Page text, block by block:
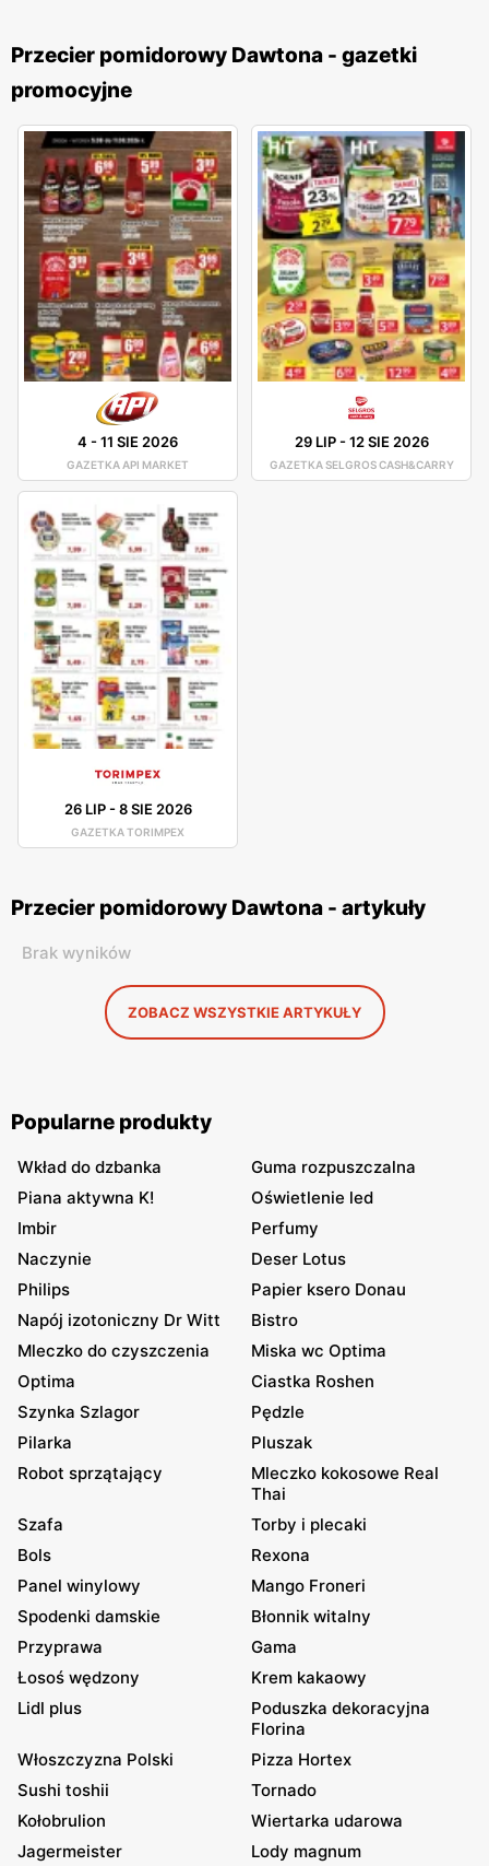
Przecier pomidorowy Dawtona - gazetki
promocyjne
4 -11 SIE 2026
GAZETKA API MARKET
29 LIP-12 SIE 2026
GAZETKA SELGROS CASH&CARRY
26 LIP-8 SIE 2026
GAZETKA TORIMPEX
Przecier pomidorowy Dawtona - artykuły
Brak wyników
ZOBACZ WSZYSTKIE ARTYKUŁY
Popularne produkty
Wkład do dzbanka
Guma rozpuszczalna
Piana aktywna K!
Oświetlenie led
Imbir
Perfumy
Naczynie
Deser Lotus
Philips
Papier ksero Donau
Napój izotoniczny Dr Witt
Bistro
Mleczko do czyszczenia
Miska wc Optima
Optima
Ciastka Roshen
Szynka Szlagor
Pędzle
Pilarka
Pluszak
Robot sprzątający
Mleczko kokosowe Real
Thai
Szafa
Torby i plecaki
Bols
Rexona
Panel winylowy
Mango Froneri
Spodenki damskie
Błonnik witalny
Przyprawa
Gama
Łosoś wędzony
Krem kakaowy
Lidl plus
Poduszka dekoracyjna
Florina
Włoszczyzna Polski
Pizza Hortex
Sushi toshii
Tornado
Kołobrulion
Wiertarka udarowa
Jagermeister
Lody magnum